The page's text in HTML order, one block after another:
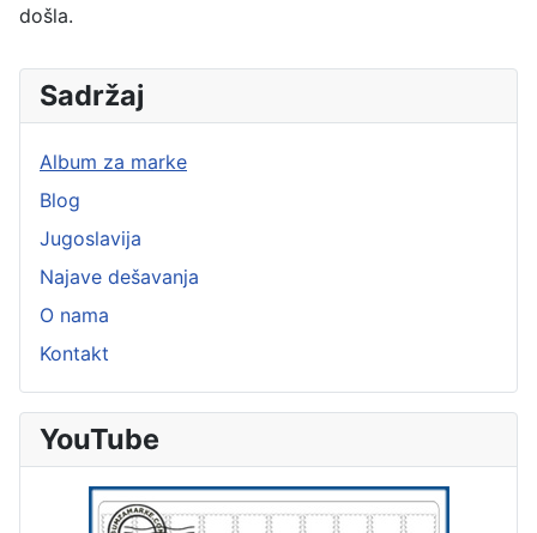
došla.
Sadržaj
Album za marke
Blog
Jugoslavija
Najave dešavanja
O nama
Kontakt
YouTube